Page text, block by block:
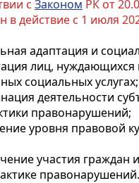
с Законом РК от
в действие с 1 июля
адаптация и
лиц, нуждающихся
социальных услугах;
деятельности
правонарушений;
уровня правовой
участия граждан
правонарушений.